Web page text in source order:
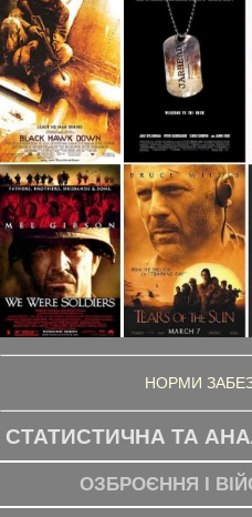
НОРМИ
СТАТИСТИЧНА ТА
ОЗБРОЄННЯ І